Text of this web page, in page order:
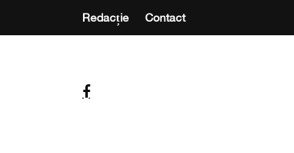
Redacție Contact